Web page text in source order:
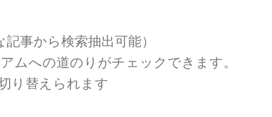
事から検索抽出可能）
ムへの道のりがチェックできます。
り替えられます